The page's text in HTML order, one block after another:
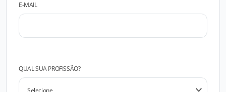
E-MAIL
QUAL SUA PROFISSÃO?